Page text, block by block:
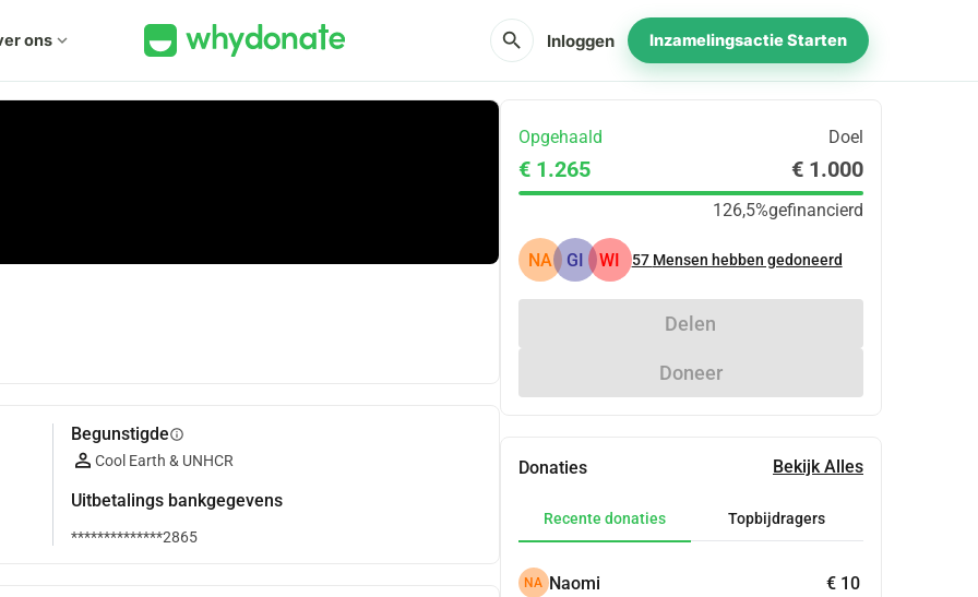
ons expand_more search Inloggen Inzamelingsactie Starten
Begunstigdeinfo
Cool Earth & UNHCR
Uitbetalings bankgegevens
**************2865
Opgehaald Doel
€ 1.265 € 1.000
126,5%gefinancierd
NA GI WI 57 Mensen hebben gedoneerd
Delen
Doneer
Donaties Bekijk Alles
Recente donaties Topbijdragers
NA Naomi € 10